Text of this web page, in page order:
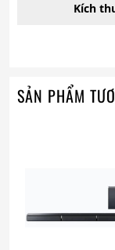
Kích
SẢN PHẨM